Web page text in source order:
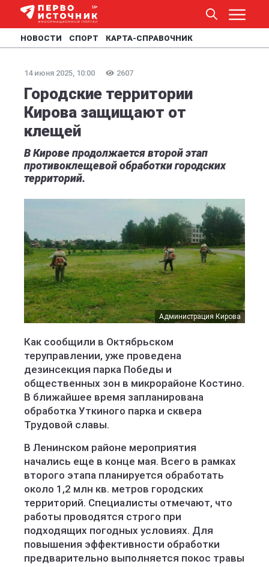
НОВОСТИ СПОРТ КАРТА-СПРАВОЧНИК
14 июня 2025, 10:00 2607
Городские территории
Кирова защищают от
клещей
В Кирове продолжается второй этап
противоклещевой обработки городских
территорий.
Администрация Кирова
Как сообщили в Октябрьском
теруправлении, уже проведена
дезинсекция парка Победы и
общественных зон в микрорайоне Костино.
В ближайшее время запланирована
обработка Уткиного парка и сквера
Трудовой славы.
В Ленинском районе мероприятия
начались еще в конце мая. Всего в рамках
второго этапа планируется обработать
около 1,2 млн кв. метров городских
территорий. Специалисты отмечают, что
работы проводятся строго при
подходящих погодных условиях. Для
повышения эффективности обработки
предварительно выполняется покос травы